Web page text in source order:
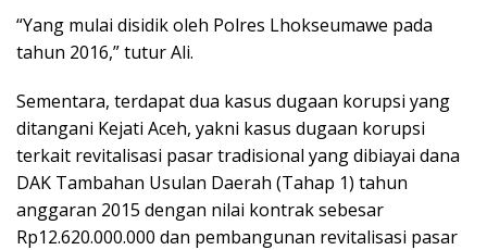
“Yang mulai disidik oleh Polres Lhokseumawe pada
tahun 2016,” tutur Ali.
Sementara, terdapat dua kasus dugaan korupsi yang
ditangani Kejati Aceh, yakni kasus dugaan korupsi
terkait revitalisasi pasar tradisional yang dibiayai dana
DAK Tambahan Usulan Daerah (Tahap 1) tahun
anggaran 2015 dengan nilai kontrak sebesar
Rp12.620.000.000 dan pembangunan revitalisasi pasar